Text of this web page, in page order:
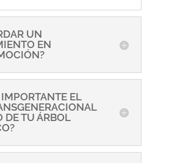
UN
EN
EL
DE TU ÁRBOL